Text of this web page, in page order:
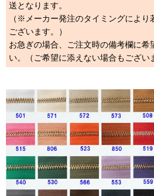
送となります。
（※メーカー発注のタイミングによ
ございます。）
お急ぎの場合、ご注文時の備考欄に希
い。（ご希望に添えない場合もござい